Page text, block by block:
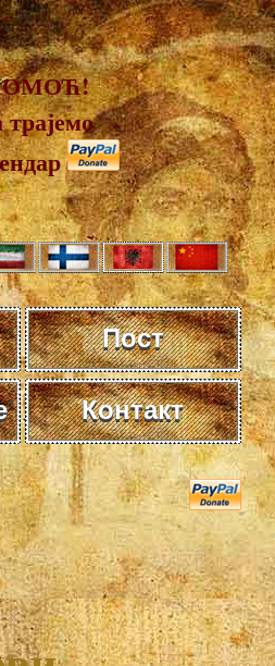
Пост
Контакт